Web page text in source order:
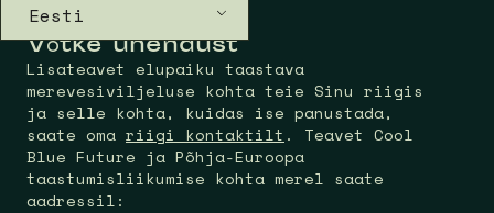
Eesti
Võtke ühendust
Lisateavet elupaiku taastava
merevesiviljeluse kohta teie Sinu riigis
ja selle kohta, kuidas ise panustada,
saate oma riigi kontaktilt . Teavet Cool
Blue Future ja Põhja-Euroopa
taastumisliikumise kohta merel saate
aadressil: